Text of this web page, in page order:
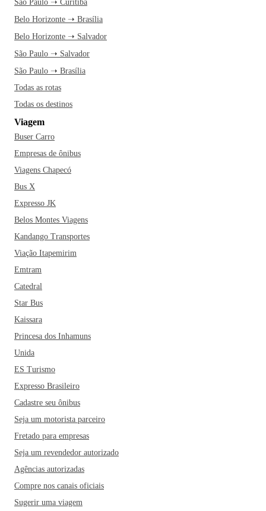
São Paulo ➝ Curitiba
Belo Horizonte ➝ Brasília
Belo Horizonte ➝ Salvador
São Paulo ➝ Salvador
São Paulo ➝ Brasília
Todas as rotas
Todas os destinos
Viagem
Buser Carro
Empresas de ônibus
Viagens Chapecó
Bus X
Expresso JK
Belos Montes Viagens
Kandango Transportes
Viação Itapemirim
Emtram
Catedral
Star Bus
Kaissara
Princesa dos Inhamuns
Unida
ES Turismo
Expresso Brasileiro
Cadastre seu ônibus
Seja um motorista parceiro
Fretado para empresas
Seja um revendedor autorizado
Agências autorizadas
Compre nos canais oficiais
Sugerir uma viagem